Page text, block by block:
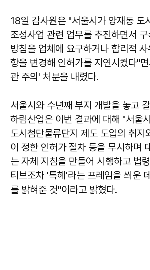
18일 감사원은 "서울시가 양재동 도
조성사업 관련 업무를 추진하면서
방침을 업체에 요구하거나 합리적
향을 변경해 인허가를 지연시켰다"
관 주의' 처분을 내렸다.
서울시와 수년째 부지 개발을 놓고
하림산업은 이번 결과에 대해 "서울
도시첨단물류단지 제도 도입의 취지
이 정한 인허가 절차 등을 무시하며
는 자체 지침을 만들어 시행하고 법
티브조차 '특혜'라는 프레임을 씌운
를 밝혀준 것"이라고 밝혔다.